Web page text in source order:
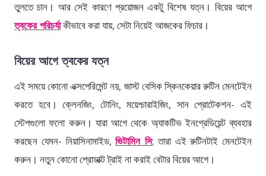
তুলতে চান। আর সেই কারণে প্রয়োজন একটু বিশেষ যত্ন। বিয়ের আগে
ত্বকের পরিচর্যাকীভাবে করা যায়, সেটা নিয়েই আজকের ফিচার।
বিয়ের আগে ত্বকের যত্ন
এই সময়ে কোনো এক্সপেরিমেন্ট নয়, জাস্ট বেসিক স্কিনকেয়ার রুটিন মেনটেইন
করতে হবে। ক্লেনজিং, টোনিং, ময়েশ্চারাইজিং, সান প্রোটেকশন- এই
স্টেপগুলো ফলো করুন। যারা আগে থেকে অ্যাকটিভ ইনগ্রেডিয়েন্ট ব্যবহার
করছেন যেমন- নিয়াসিনামাইড,ভিটামিন সি; তারা এই রুটিনটাই মেনটেইন
করুন। নতুন কোনো প্রোডাক্ট ট্রাই না করাই বেটার বিয়ের আগে।